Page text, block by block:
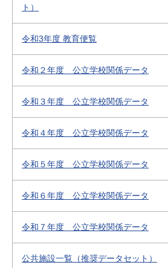
ト）
令和3年度 教育便覧
令和２年度 公立学校関係データ
令和３年度 公立学校関係データ
令和４年度 公立学校関係データ
令和５年度 公立学校関係データ
令和６年度 公立学校関係データ
令和７年度 公立学校関係データ
公共施設一覧（推奨データセット）